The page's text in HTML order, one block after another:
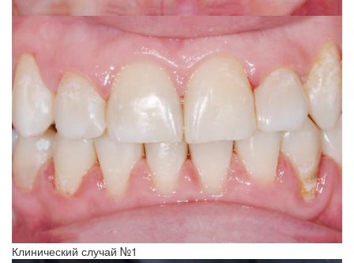
Клинический случай №1